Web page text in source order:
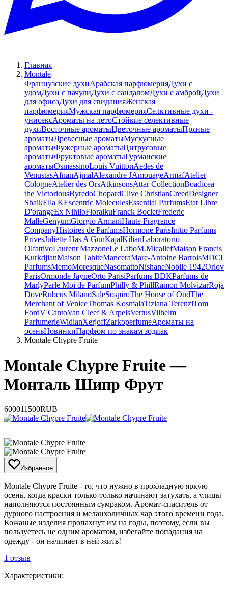
Главная
Montale
Французские духиАрабская парфюмерияДухи с
удомДухи с пачулиДухи с сандаломДухи с амбройДухи
для офисаДухи для свиданияЖенская
парфюмерияМужская парфюмерияСелктивные духи -
унисексАроматы на летоСтойкие селективные
духиВосточные ароматыЦветочные ароматыПряные
ароматыДревесные ароматыМускусные
ароматыФужерные ароматыЦитрусовые
ароматыФруктовые ароматыГурманские
ароматыOsmassinoLouis VuittonAedes de
VenustasAfnanAjmalAlexandre JAmouageArmafAtelier
CologneAtelier des OrsAtkinsonsAttar CollectionBoadicea
the VictoriousByredoChopardClive ChristianCreedDesigner
ShaikElla KEscentric MoleculesEssential ParfumsEtat Libre
D'orangeEx NihiloFloraikuFranck BocletFrederic
MalleGenyumGiorgio ArmaniHaute Fragrance
CompanyHistoires de ParfumsHormone ParisInitio Parfums
PrivesJuliette Has A GunKajalKilianLaboratorio
OlfattivoLaurent MazzoneLe LaboM.MicallefMaison Francis
KurkdjianMaison TahiteManceraMarc-Antoine BarroisMDCI
ParfumsMemoMoresqueNasomattoNishaneNobile 1942Orlov
ParisOrmonde JayneOrto ParisiParfums BDKParfums de
MarlyParle Moi de ParfumPhilly & PhillRamon MolvizarRoja
DoveRubeus MilanoSaleSospiroThe House of OudThe
Merchant of VeniceThomas KosmalaTiziana TerenziTom
FordV CantoVan Cleef & ArpelsVertusVilhelm
ParfumerieWidianXerjoffZarkoperfumeАроматы на
осеньНовинкиПарфюм по знакам зодиак
Montale Chypre Fruite
Montale Chypre Fruite —
Монталь Шипр Фрут
600011500RUB
Избранное
​Montale Chypre Fruite - то, что нужно в прохладную яркую
осень, когда краски только-только начинают затухать, а улицы
наполняются постоянным сумраком. Аромат-спаситель от
дурного настроения и меланхоличных чар этого времени года.
Кожаные изделия пропахнут им на годы, поэтому, если вы
пользуетесь не одним ароматом, избегайте попадания на
одежду - он начинает в ней жить!
1 отзыв
Характеристики: